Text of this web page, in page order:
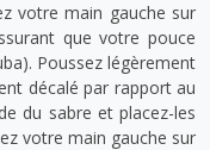
votre main gauche sur
que votre pouce
Poussez légèrement
décalé par rapport au
du sabre et placez-les
votre main gauche sur